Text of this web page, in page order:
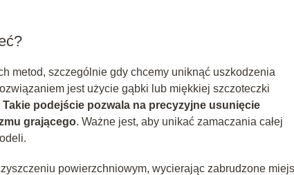
metod, szczególnie gdy chcemy uniknąć uszkodzenia
jest użycie gąbki lub miękkiej szczoteczki
Takie podejście pozwala na precyzyjne usunięcie
grającego. Ważne jest, aby unikać zamaczania całej
powierzchniowym, wycierając zabrudzone